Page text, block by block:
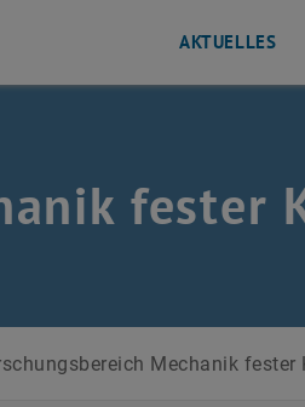
AKTUELLES
fester
Mechanik fester